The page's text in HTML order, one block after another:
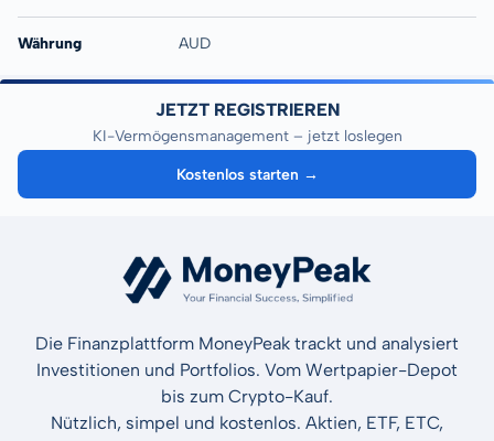
Währung AUD
JETZT REGISTRIEREN
KI-Vermögensmanagement – jetzt loslegen
Kostenlos starten →
Die Finanzplattform MoneyPeak trackt und analysiert
Investitionen und Portfolios. Vom Wertpapier-Depot
bis zum Crypto-Kauf.
Nützlich, simpel und kostenlos. Aktien, ETF, ETC,